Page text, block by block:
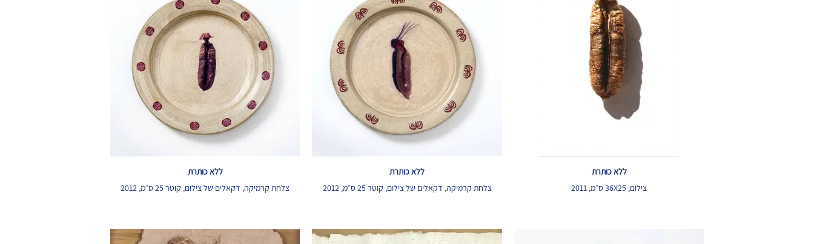
ללא כותרת
צילום, 36X25 ס״מ, 2011
ללא כותרת
צלחת קרמיקה, דקאלים של צילום, קוטר 25 ס״מ, 2012
ללא כותרת
צלחת קרמיקה, דקאלים של צילום, קוטר 25 ס״מ, 2012